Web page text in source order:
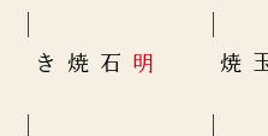
明石焼き 福玉焼